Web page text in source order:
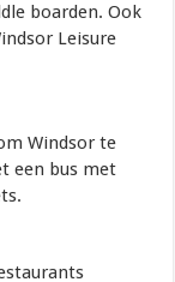
boarden. Ook
Leisure
Windsor te
een bus met